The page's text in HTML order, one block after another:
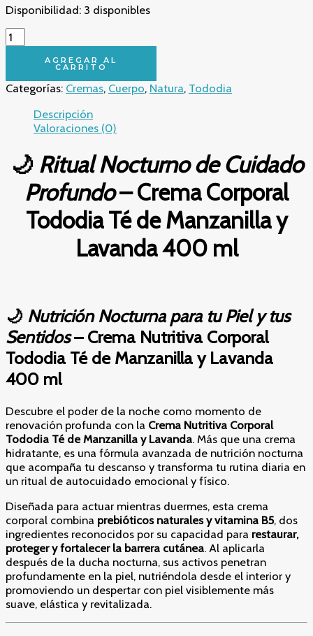
Disponibilidad: 3 disponibles
🌙
Ritual
Nocturno
Cuidado
Crema
Tododia
Té
Manzanilla
Lavanda
AGREGAR AL
CARRITO
Categorías: Cremas, Cuerpo, Natura, Tododia
Descripción
Valoraciones (0)
🌙 Ritual Nocturno de Cuidado
Profundo– Crema Corporal
Tododia Té de Manzanilla y
Lavanda 400 ml
🌙 Nutrición Nocturna para tu Piel y tus
Sentidos– Crema Nutritiva Corporal
Tododia Té de Manzanilla y Lavanda
400 ml
Descubre el poder de la noche como momento de
renovación profunda con la Crema Nutritiva Corporal
Tododia Té de Manzanilla y Lavanda. Más que una crema
hidratante, es una fórmula avanzada de nutrición nocturna
que acompaña tu descanso y transforma tu rutina diaria en
un ritual de autocuidado emocional y físico.
Diseñada para actuar mientras duermes, esta crema
corporal combina prebióticos naturales y vitamina B5, dos
ingredientes reconocidos por su capacidad para restaurar,
proteger y fortalecer la barrera cutánea. Al aplicarla
después de la ducha nocturna, sus activos penetran
profundamente en la piel, nutriéndola desde el interior y
promoviendo un despertar con piel visiblemente más
suave, elástica y revitalizada.